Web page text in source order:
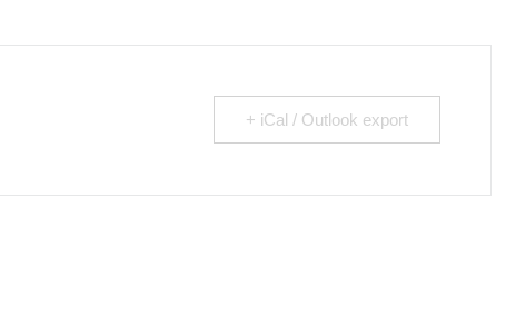
+ iCal / Outlook export